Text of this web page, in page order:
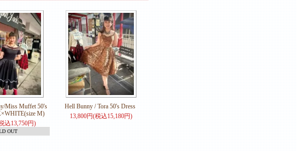
Miss Muffet 50's
M)
込13,750円)
OUT
Hell Bunny / Tora 50's Dress
13,800円(税込15,180円)